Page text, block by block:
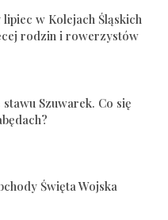
w Kolejach Śląskich
rodzin i rowerzystów
Szuwarek. Co się
Święta Wojska